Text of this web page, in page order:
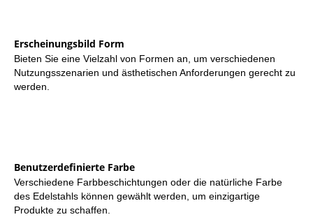
Erscheinungsbild Form
Bieten Sie eine Vielzahl von Formen an, um verschiedenen
Nutzungsszenarien und ästhetischen Anforderungen gerecht zu
werden.
Benutzerdefinierte Farbe
Verschiedene Farbbeschichtungen oder die natürliche Farbe
des Edelstahls können gewählt werden, um einzigartige
Produkte zu schaffen.